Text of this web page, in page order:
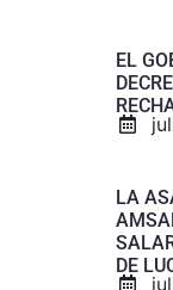
EL
LA
DE